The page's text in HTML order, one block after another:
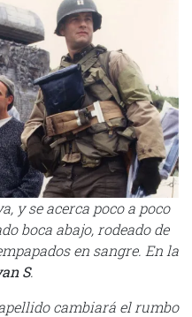
y se acerca poco a poco
boca abajo, rodeado de
en sangre. En la
S.
cambiará el rumbo